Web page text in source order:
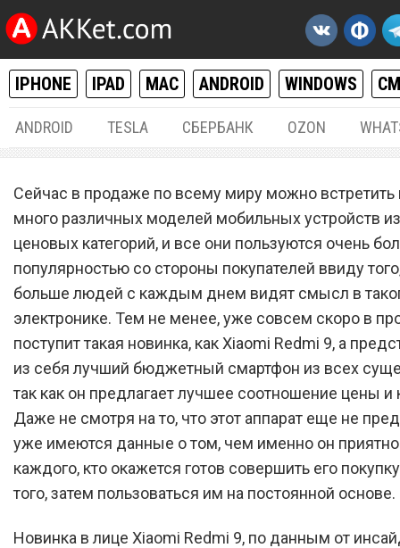
IPHONE IPAD MAC ANDROID WINDOWS
ANDROID TESLA СБЕРБАНК OZON
Вот поэтому Xiaomi Redmi
лучший бюджетный
Сейчас в продаже по всему миру можно встретить
много различных моделей мобильных устройств
ценовых категорий, и все они пользуются очень
популярностью со стороны покупателей ввиду
больше людей с каждым днем видят смысл в
электронике. Тем не менее, уже совсем скоро в
поступит такая новинка, как Xiaomi Redmi 9, а
из себя лучший бюджетный смартфон из всех
так как он предлагает лучшее соотношение цены и
Даже не смотря на то, что этот аппарат еще не
уже имеются данные о том, чем именно он
каждого, кто окажется готов совершить его
того, затем пользоваться им на постоянной основе.
Новинка в лице Xiaomi Redmi 9, по данным от